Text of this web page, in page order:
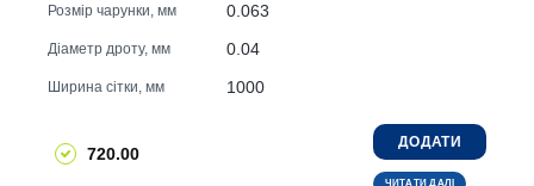
Розмір чарунки, мм 0.063
Діаметр дроту, мм 0.04
Ширина сітки, мм 1000
720.00
ДОДАТИ
ЧИТАТИ ДАЛІ